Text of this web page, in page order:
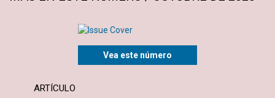
Vea este número
ARTÍCULO